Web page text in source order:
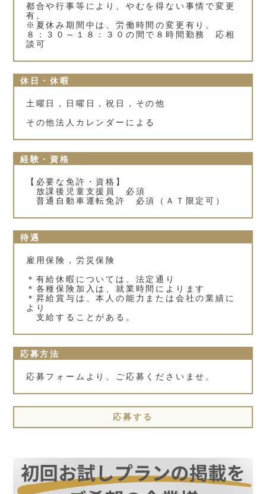
都合や行事等により、やむを得ない事情で変更
有。
※夏休み期間中は、労働時間の変更有り。
８：３０～１８：３０の間で８時間勤務 応相
談可
休日・休暇
土曜日，日曜日，祝日，その他
その他法人カレンダーによる
経験・資格
【必要な免許・資格】
放課後児童支援員 必須
普通自動車運転免許 必須（ＡＴ限定可）
待遇
雇用保険，労災保険
＊有給休暇については、法定通り
＊各種保険加入は、就業時間によります
＊昇給賞与は、本人の能力または会社の業績に
より
支給することがある。
応募方法
応募フォームより、ご応募くださいませ。
応募する